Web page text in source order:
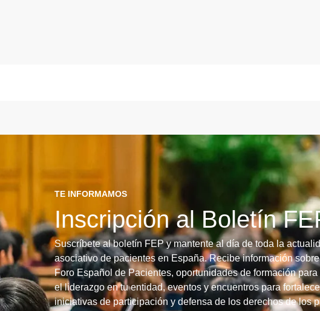
TE INFORMAMOS
Inscripción al Boletín
Suscríbete al boletín FEP y mantente al día de toda la
asociativo de pacientes en España. Recibe información
Foro Español de Pacientes, oportunidades de formación
el liderazgo en tu entidad, eventos y encuentros para
iniciativas de participación y defensa de los derechos de los